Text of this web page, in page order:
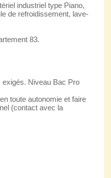
industriel type Piano,
de refroidissement, lave-
83.
Niveau Bac Pro
toute autonomie et faire
(contact avec la